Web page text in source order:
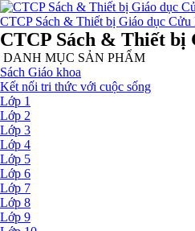
CTCP Sách & Thiết bị Giáo dục Cửu
CTCP Sách & Thiết bị
DANH MỤC SẢN PHẨM
Sách Giáo khoa
Kết nối tri thức với cuộc sống
Lớp 1
Lớp 2
Lớp 3
Lớp 4
Lớp 5
Lớp 6
Lớp 7
Lớp 8
Lớp 9